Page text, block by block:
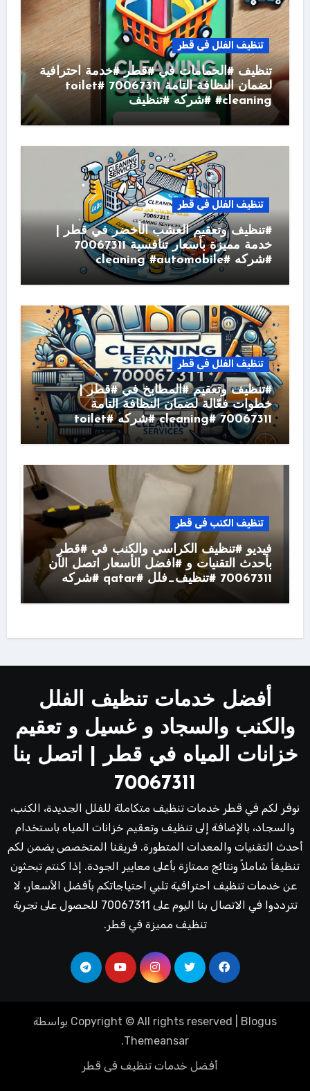
تنظيف الفلل فى قطر
تنظيف #الحمامات في #قطر #خدمة احترافية
لضمان النظافة التامة 70067311 #toilet
#cleaning #شركه #تنظيف
تنظيف الفلل فى قطر
#تنظيف وتعقيم العشب الأخضر في قطر |
خدمة مميزة بأسعار تنافسية 70067311
#شركه #cleaning #automobile
تنظيف الفلل فى قطر
#تنظيف وتعقيم #المطابخ في #قطر |
خطوات فعّالة لضمان النظافة التامة
70067311 #cleaning #شركه #toilet
تنظيف الكنب فى قطر
فيديو #تنظيف الكراسي والكنب في #قطر
بأحدث التقنيات و #افضل الأسعار اتصل الآن
70067311 #تنظيف_فلل #qatar #شركه
أفضل خدمات تنظيف الفلل
والكنب والسجاد و غسيل و تعقيم
خزانات المياه في قطر | اتصل بنا
70067311
نوفر لكم في قطر خدمات تنظيف متكاملة للفلل الجديدة، الكنب،
والسجاد، بالإضافة إلى تنظيف وتعقيم خزانات المياه باستخدام
أحدث التقنيات والمعدات المتطورة. فريقنا المتخصص يضمن لكم
تنظيفاً شاملاً ونتائج ممتازة بأعلى معايير الجودة. إذا كنتم تبحثون
عن خدمات تنظيف احترافية تلبي احتياجاتكم بأفضل الأسعار، لا
تترددوا في الاتصال بنا اليوم على 70067311 للحصول على تجربة
تنظيف مميزة في قطر.
Copyright © All rights reserved Blogus
بواسطة
Themeansar
.
أفضل خدمات تنظيف فى قطر